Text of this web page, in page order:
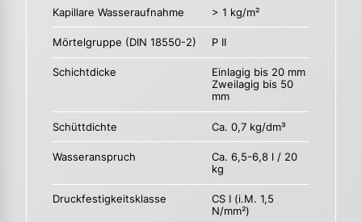
Kapillare Wasseraufnahme > 1 kg/m²
Mörtelgruppe (DIN 18550-2) P II
Schichtdicke
Einlagig bis 20 mm
Zweilagig bis 50
mm
Schüttdichte Ca. 0,7 kg/dm³
Wasseranspruch
Ca. 6,5-6,8 l / 20
kg
Druckfestigkeitsklasse
CS I (i.M. 1,5
N/mm²)